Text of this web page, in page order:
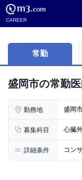
CAREER
常勤
盛岡市の常勤
勤務地 盛岡
募集科目 心臓
詳細条件 コン